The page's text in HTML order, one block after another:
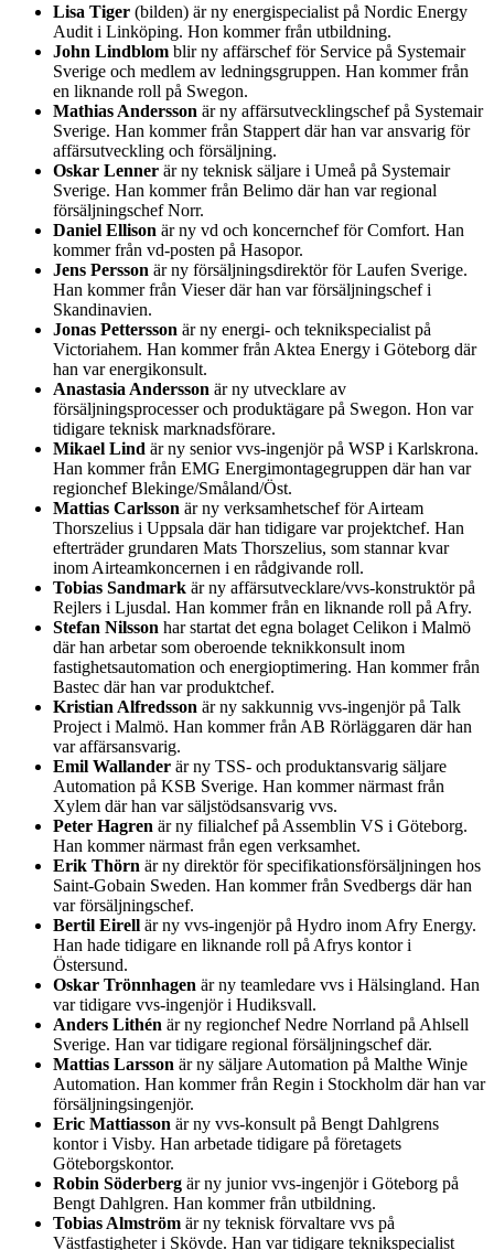
Lisa Tiger (bilden) är ny energispecialist på Nordic Energy
Audit i Linköping. Hon kommer från utbildning.
John Lindblom blir ny affärschef för Service på Systemair
Sverige och medlem av ledningsgruppen. Han kommer från
en liknande roll på Swegon.
Mathias Andersson är ny affärsutvecklingschef på Systemair
Sverige. Han kommer från Stappert där han var ansvarig för
affärsutveckling och försäljning.
Oskar Lenner är ny teknisk säljare i Umeå på Systemair
Sverige. Han kommer från Belimo där han var regional
försäljningschef Norr.
Daniel Ellison är ny vd och koncernchef för Comfort. Han
kommer från vd-posten på Hasopor.
Jens Persson är ny försäljningsdirektör för Laufen Sverige.
Han kommer från Vieser där han var försäljningschef i
Skandinavien.
Jonas Pettersson är ny energi- och teknikspecialist på
Victoriahem. Han kommer från Aktea Energy i Göteborg där
han var energikonsult.
Anastasia Andersson är ny utvecklare av
försäljningsprocesser och produktägare på Swegon. Hon var
tidigare teknisk marknadsförare.
Mikael Lind är ny senior vvs-ingenjör på WSP i Karlskrona.
Han kommer från EMG Energimontagegruppen där han var
regionchef Blekinge/Småland/Öst.
Mattias Carlsson är ny verksamhetschef för Airteam
Thorszelius i Uppsala där han tidigare var projektchef. Han
efterträder grundaren Mats Thorszelius, som stannar kvar
inom Airteamkoncernen i en rådgivande roll.
Tobias Sandmark är ny affärsutvecklare/vvs-konstruktör på
Rejlers i Ljusdal. Han kommer från en liknande roll på Afry.
Stefan Nilsson har startat det egna bolaget Celikon i Malmö
där han arbetar som oberoende teknikkonsult inom
fastighetsautomation och energioptimering. Han kommer från
Bastec där han var produktchef.
Kristian Alfredsson är ny sakkunnig vvs-ingenjör på Talk
Project i Malmö. Han kommer från AB Rörläggaren där han
var affärsansvarig.
Emil Wallander är ny TSS- och produktansvarig säljare
Automation på KSB Sverige. Han kommer närmast från
Xylem där han var säljstödsansvarig vvs.
Peter Hagren är ny filialchef på Assemblin VS i Göteborg.
Han kommer närmast från egen verksamhet.
Erik Thörn är ny direktör för specifikationsförsäljningen hos
Saint-Gobain Sweden. Han kommer från Svedbergs där han
var försäljningschef.
Bertil Eirell är ny vvs-ingenjör på Hydro inom Afry Energy.
Han hade tidigare en liknande roll på Afrys kontor i
Östersund.
Oskar Trönnhagen är ny teamledare vvs i Hälsingland. Han
var tidigare vvs-ingenjör i Hudiksvall.
Anders Lithén är ny regionchef Nedre Norrland på Ahlsell
Sverige. Han var tidigare regional försäljningschef där.
Mattias Larsson är ny säljare Automation på Malthe Winje
Automation. Han kommer från Regin i Stockholm där han var
försäljningsingenjör.
Eric Mattiasson är ny vvs-konsult på Bengt Dahlgrens
kontor i Visby. Han arbetade tidigare på företagets
Göteborgskontor.
Robin Söderberg är ny junior vvs-ingenjör i Göteborg på
Bengt Dahlgren. Han kommer från utbildning.
Tobias Almström är ny teknisk förvaltare vvs på
Västfastigheter i Skövde. Han var tidigare teknikspecialist